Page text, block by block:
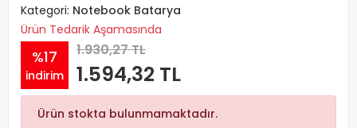
Kategori: Notebook Batarya
Ürün Tedarik Aşamasında
%17
indirim
1.930,27 TL
1.594,32 TL
Ürün stokta bulunmamaktadır.